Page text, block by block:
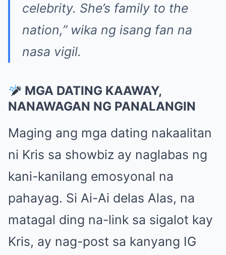
celebrity. She’s family to the
nation,”wika ng isang fan na
nasa vigil.
MGA DATING KAAWAY,
NANAWAGAN NG PANALANGIN
Maging ang mga dating nakaalitan
ni Kris sa showbiz ay naglabas ng
kani-kanilang emosyonal na
pahayag. Si Ai-Ai delas Alas, na
matagal ding na-link sa sigalot kay
Kris, ay nag-post sa kanyang IG